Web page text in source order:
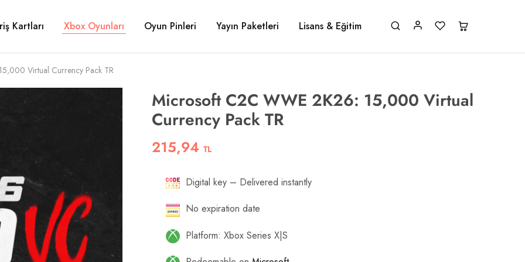
Kartları Xbox Oyunları Oyun Pinleri Yayın Paketleri Lisans & Eğitim
Virtual Currency Pack TR
Microsoft C2C WWE 2K26: 15,000 Virtual
Currency Pack TR
215,94 TL
Digital key – Delivered instantly
No expiration date
Platform: Xbox Series X|S